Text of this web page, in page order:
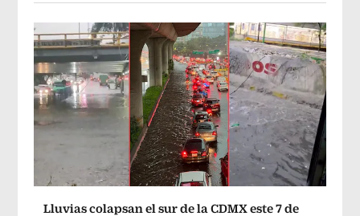
Lluvias colapsan el sur de la CDMX este 7 de